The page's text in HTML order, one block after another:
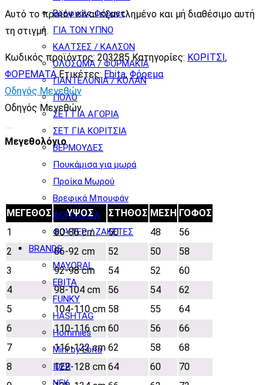
Βρεφικές Φόρμες
ΓΙΑ ΤΟΝ ΥΠΝΟ
ΚΑΛΤΣΕΣ / ΚΑΛΣΟΝ
ΟΛΟΣΩΜΑ / ΦΟΡΜΑΚΙΑ
ΠΑΝΤΕΛΟΝΙΑ / ΚΟΛΑΝ
ΠΟΛΟ
ΣΕΤ ΓΙΑ ΑΓΟΡΙΑ
ΣΕΤ ΓΙΑ ΚΟΡΙΤΣΙΑ
ΒΕΡΜΟΥΔΕΣ
Πουκάμισα για μωρά
Προίκα Μωρού
Βρεφικά Μπουφάν
ΦΟΡΕΜΑΤΑ
ΦΟΥΤΕΡ / ΖΑΚΕΤΕΣ
BRANDS
MAYORAL
EBITA
FUNKY
HASHTAG
Hommies
Mini by Ebita
IDER
Αυτό το προϊόν είναι εξαντλημένο και μή διαθέσιμο αυτή
τη στιγμή.
Κωδικός προϊόντος: 203285 Κατηγορίες: ΚΟΡΙΤΣΙ,
ΦΟΡΕΜΑΤΑ Ετικέτες:Ebita, Φόρεμα
Οδηγός Μεγεθών
Οδηγός Μεγεθών
Μεγεθολόγιο
ΜΕΓΕΘΟΣ ΥΨΟΣ ΣΤΗΘΟΣ ΜΕΣΗ ΓΟΦΟΣ
1
80-86 cm 50 48
56
2
86-92 cm 52 50
58
3
92-98 cm 54 52
60
4
98-104 cm 56 54
62
5
104-110 cm 58 55
64
6
110-116 cm 60 56
66
7
116-122 cm 62 58
68
8
122-128 cm 64 60
70